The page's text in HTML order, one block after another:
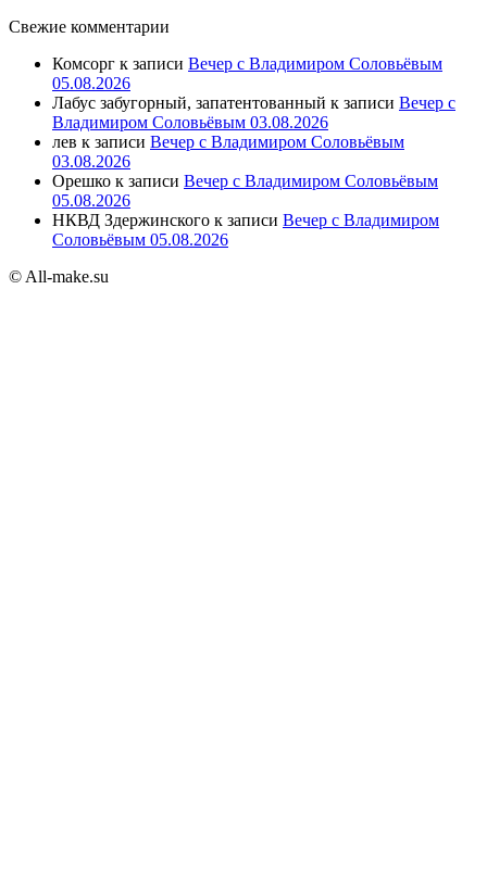
Свежие комментарии
Комсорг к записи Вечер с Владимиром Соловьёвым
05.08.2026
Лабус забугорный, запатентованный к записи Вечер с
Владимиром Соловьёвым 03.08.2026
лев к записи Вечер с Владимиром Соловьёвым
03.08.2026
Орешко к записи Вечер с Владимиром Соловьёвым
05.08.2026
НКВД Здержинского к записи Вечер с Владимиром
Соловьёвым 05.08.2026
© All-make.su